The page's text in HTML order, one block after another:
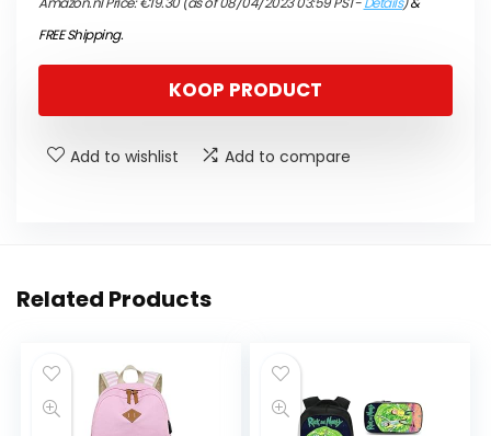
FREE Shipping.
KOOP PRODUCT
Add to wishlist Add to compare
Related Products